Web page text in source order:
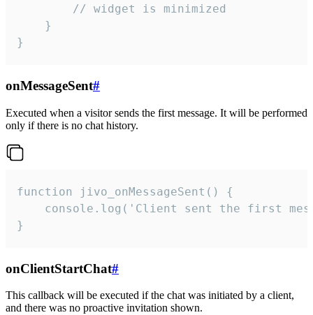
        // widget is minimized
    }
}
onMessageSent#
Executed when a visitor sends the first message. It will be performed
only if there is no chat history.
function jivo_onMessageSent() {
console.log('Client sent the first
}
onClientStartChat#
This callback will be executed if the chat was initiated by a client,
and there was no proactive invitation shown.